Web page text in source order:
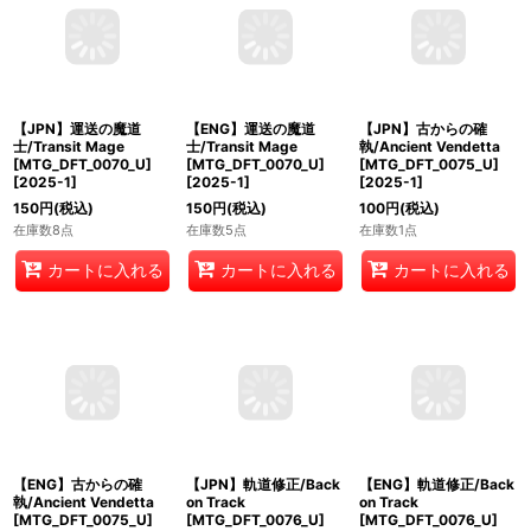
【JPN】運送の魔道
士/Transit Mage
[MTG_DFT_0070_U]
[2025-1]
150円 (税込)
在庫数8点
【ENG】運送の魔道
士/Transit Mage
[MTG_DFT_0070_U]
[2025-1]
150円 (税込)
在庫数5点
【JPN】古からの確
執/Ancient Vendetta
[MTG_DFT_0075_U]
[2025-1]
100円 (税込)
在庫数1点